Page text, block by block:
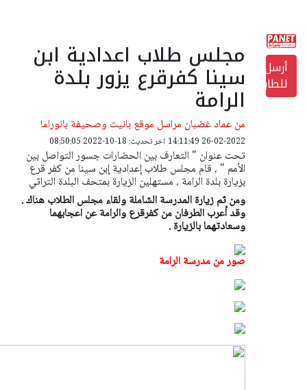
أرسل
للطابعة
مجلس طلاب اعدادية ابن
سينا كفرقرع يزور بلدة
الرامة
من عماد غضبان مراسل موقع بانيت وصحيفة بانوراما
26-02-2022 14:11:49 اخر تحديث: 18-10-2022 08:50:05
تحت عنوان " التعارف بين الحضارات جسور التواصل بين
الأمم " ، قام مجلس طلاب إعدادية إبن سينا من كفر قرع
بزيارة بلدة الرامة ، مستهلين الزيارة بمتحف البلدة التراثي
ومن ثم زيارة المدرسة الشاملة ولقاء مجلس الطلاب هناك .
وقد أعرب الطرفان من كفرقرع والرامة عن اعجابهما
وسعادتهما بالزيارة .
صور من مدرسة الرامة